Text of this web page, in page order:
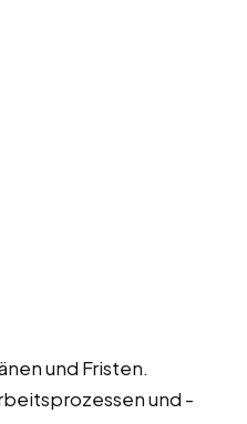
und Fristen.
und -